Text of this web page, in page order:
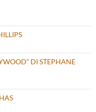
DI STEPHANE